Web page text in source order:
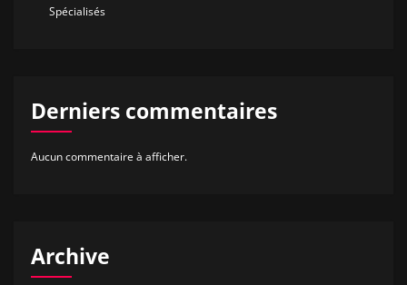
Spécialisés
Derniers commentaires
Aucun commentaire à afficher.
Archive